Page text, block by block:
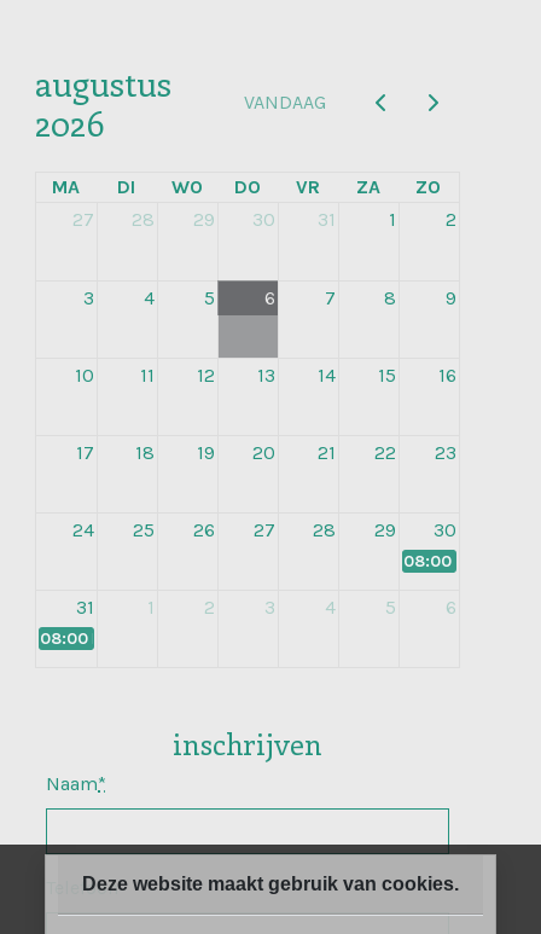
augustus
2026
VANDAAG
MA DI WO DO VR ZA
ZO
27
28 29 30 31 1 2
3 4 5 6 7 8 9
10 11 12 13 14 15 16
17 18 19 20 21 22 23
24 25 26 27 28 29 30
08:00
31 1 2 3 4 5 6
08:00
inschrijven
Naam*
TelefoonDeze website maakt gebruik van cookies.